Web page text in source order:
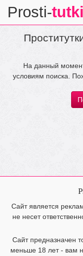
Prosti-
На данный
условиям поиска.
Сайт является
не несет
Сайт предназначен
меньше 18 лет - вам